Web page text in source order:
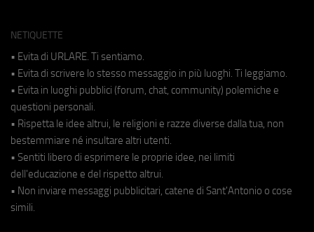
NETIQUETTE
• Evita di URLARE. Ti sentiamo.
• Evita di scrivere lo stesso messaggio in più luoghi. Ti leggiamo.
• Evita in luoghi pubblici (forum, chat, community) polemiche e
questioni personali.
• Rispetta le idee altrui, le religioni e razze diverse dalla tua, non
bestemmiare né insultare altri utenti.
• Sentiti libero di esprimere le proprie idee, nei limiti
dell'educazione e del rispetto altrui.
• Non inviare messaggi pubblicitari, catene di Sant'Antonio o cose
simili.